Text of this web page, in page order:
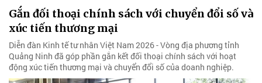
Gắn đối thoại chính sách với chuyển đổi số và
xúc tiến thương mại
Diễn đàn Kinh tế tư nhân Việt Nam 2026 - Vòng địa phương tỉnh
Quảng Ninh đã góp phần gắn kết đối thoại chính sách với hoạt
động xúc tiến thương mại và chuyển đổi số của doanh nghiệp.